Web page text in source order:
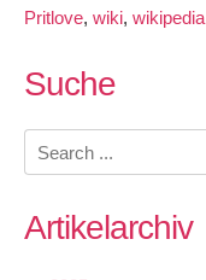
Pritlove, wiki, wikipedia
Suche
Search
for:
Artikelarchiv